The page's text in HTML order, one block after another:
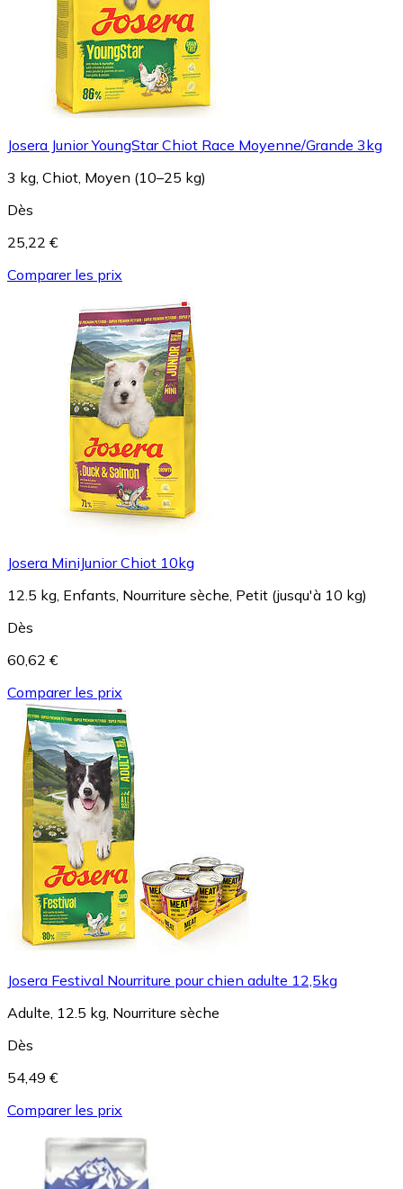
Josera Junior YoungStar Chiot Race Moyenne/Grande 3kg
3 kg, Chiot, Moyen (10–25 kg)
Dès
25,22 €
Comparer les prix
Josera MiniJunior Chiot 10kg
12.5 kg, Enfants, Nourriture sèche, Petit (jusqu'à 10 kg)
Dès
60,62 €
Comparer les prix
Josera Festival Nourriture pour chien adulte 12,5kg
Adulte, 12.5 kg, Nourriture sèche
Dès
54,49 €
Comparer les prix